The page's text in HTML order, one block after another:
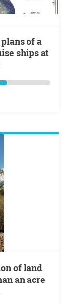
ships at
an acre